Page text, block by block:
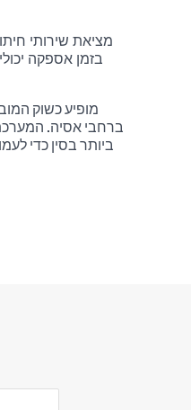
מציאת שירותי
בזמן אספקה
ברחבי אסיה.
ביותר בסין כדי